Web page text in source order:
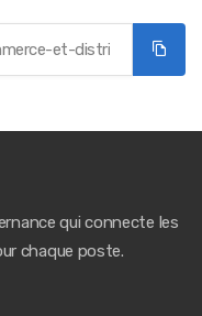
qui connecte les
chaque poste.